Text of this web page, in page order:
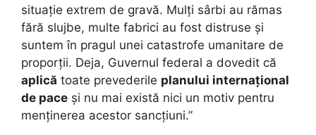
situație extrem de gravă. Mulți sârbi au rămas
fără slujbe, multe fabrici au fost distruse și
suntem în pragul unei catastrofe umanitare de
proporții. Deja, Guvernul federal a dovedit că
aplică toate prevederile planului internațional
de pace și nu mai există nici un motiv pentru
menținerea acestor sancțiuni.”